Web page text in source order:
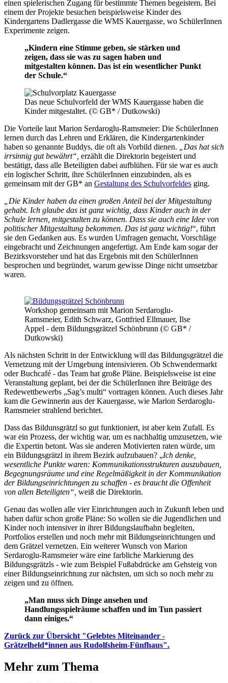
einen spielerischen Zugang für bestimmte Themen begeistern. Bei
einem der Projekte besuchen beispielsweise Kinder des
Kindergartens Dadlergasse die WMS Kauergasse, wo SchülerInnen
Experimente zeigen.
„Kindern eine Stimme geben, sie stärken und
zeigen, dass sie was zu sagen haben und
mitgestalten können. Das ist ein wesentlicher Punkt
der Schule.“
Das neue Schulvorfeld der WMS Kauergasse haben die
Kinder mitgestaltet. (© GB* / Dutkowski)
Die Vorteile laut Marion Serdaroglu-Ramsmeier: Die SchülerInnen
lernen durch das Lehren und Erklären, die Kindergartenkinder
haben so genannte Buddys, die oft als Vorbild dienen. „Das hat sich
irrsinnig gut bewährt“, erzählt die Direktorin begeistert und
bestätigt, dass alle Beteiligten dabei aufblühen. Für sie war es auch
ein logischer Schritt, ihre SchülerInnen einzubinden, als es
gemeinsam mit der GB* an Gestaltung des Schulvorfeldes ging.
„Die Kinder haben da einen großen Anteil bei der Mitgestaltung
gehabt. Ich glaube das ist ganz wichtig, dass Kinder auch in der
Schule lernen, mitgestalten zu können. Dass sie auch eine Idee von
politischer Mitgestaltung bekommen. Das ist ganz wichtig!“, führt
sie den Gedanken aus. Es wurden Umfragen gemacht, Vorschläge
eingebracht und Zeichnungen angefertigt. Am Ende kam sogar der
Bezirksvorsteher und hat das Ergebnis mit den SchülerInnen
besprochen und begründet, warum gewisse Dinge nicht umsetzbar
waren.
Workshop gemeinsam mit Marion Serdaroglu-
Ramsmeier, Edith Schwarz, Gottfried Ellmauer, Ilse
Appel - dem Bildungsgrätzel Schönbrunn (© GB* /
Dutkowski)
Als nächsten Schritt in der Entwicklung will das Bildungsgrätzel die
Vernetzung mit der Umgebung intensivieren. Ob Schwendermarkt
oder Buchcafé - das Team hat große Pläne. Beispielsweise ist eine
Veranstaltung geplant, bei der die SchülerInnen ihre Beiträge des
Redewettbewerbs „Sag’s multi“ vortragen können. Auch dieses Jahr
kam die Gewinnerin aus der Kauergasse, wie Marion Serdaroglu-
Ramsmeier strahlend berichtet.
Dass das Bildunsgrätzl so gut funktioniert, ist aber kein Zufall. Es
war ein Prozess, der wichtig war, um es nachhaltig umzusetzen, wie
die Expertin betont. Was sie anderen Motivierten raten würde, um
ein Bildungsgrätzl in ihrem Bezirk aufzubauen? „Ich denke,
wesentliche Punkte waren: Kommunikationsstrukturen auszubauen,
Begegnungsräume und eine Regelmäßigkeit in der Kommunikation
der Bildungseinrichtungen zu schaffen - es braucht die Offenheit
von allen Beteiligten“, weiß die Direktorin.
Genau das wollen alle vier Einrichtungen auch in Zukunft leben und
haben dafür schon große Pläne: So wollen sie die Jugendlichen und
Kinder noch intensiver in ihrer Bildungslaufbahn begleiten,
Portfolios erstellen und noch mehr mit Bildungseinrichtungen und
dem Grätzel vernetzen. Ein weiterer Wunsch von Marion
Serdaroglu-Ramsmeier wäre eine farbliche Markierung des
Bildungsgrätzls - wie zum Beispiel Fußabdrücke am Gehsteig von
einer Bildungseinrichtung zur nächsten, um sich so noch mehr zu
zeigen und zu öffnen.
„Man muss sich Dinge ansehen und
Handlungsspielräume schaffen und im Tun passiert
dann einiges.“
Zurück zur Übersicht "Gelebtes Miteinander -
Grätzelheld*innen aus Rudolfsheim-Fünfhaus".
Mehr zum Thema